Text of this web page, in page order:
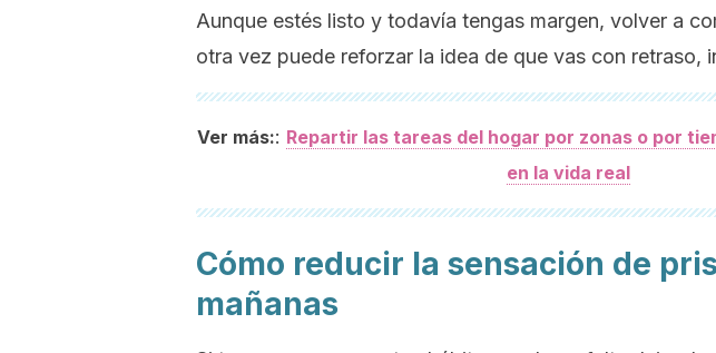
Aunque estés listo y todavía tengas margen, volver a
otra vez puede reforzar la idea de que vas con retraso,
Ver más:: Repartir las tareas del hogar por zonas o por
en la vida real
Cómo reducir la sensación de
mañanas